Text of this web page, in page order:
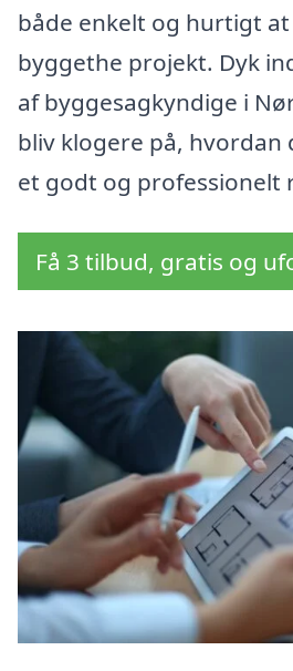
både enkelt og hurtigt
byggethe projekt. Dyk
af byggesagkyndige i
bliv klogere på, hvordan
et godt og professionelt
Få 3 tilbud, gratis og